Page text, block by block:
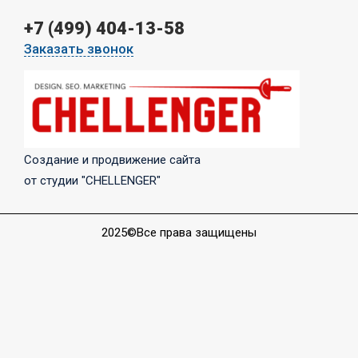
+7 (499) 404-13-58
Заказать звонок
Создание и продвижение сайта
от студии "CHELLENGER"
2025©Все права защищены